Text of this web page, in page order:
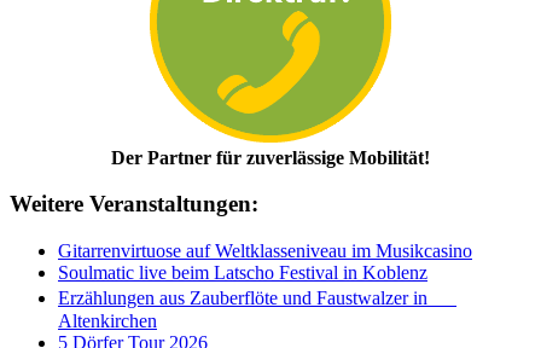
Der Partner für zuverlässige Mobilität!
Weitere Veranstaltungen:
Gitarrenvirtuose auf Weltklasseniveau im Musikcasino
Soulmatic live beim Latscho Festival in Koblenz
Erzählungen aus Zauberflöte und Faustwalzer in
Altenkirchen
5 Dörfer Tour 2026